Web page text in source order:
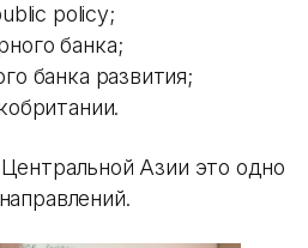
policy;
банка;
банка развития;
Азии это одно